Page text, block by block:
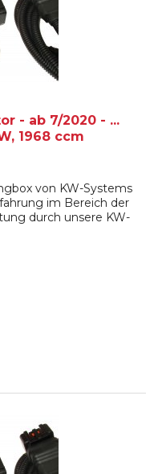
- ab 7/2020 - ...
1968 ccm
von KW-Systems
im Bereich der
durch unsere KW-